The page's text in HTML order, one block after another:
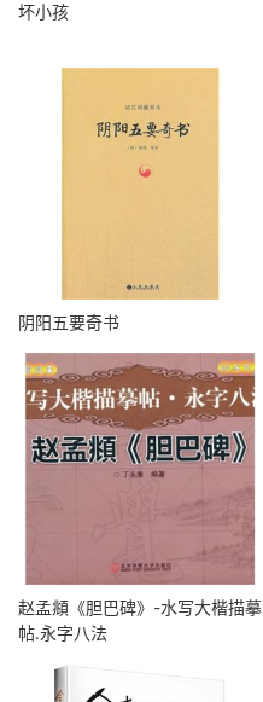
坏小孩
阴阳五要奇书
赵孟頫《胆巴碑》-水写大楷描摹
帖.永字八法